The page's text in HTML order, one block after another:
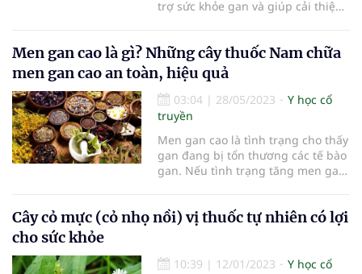
trợ sức khỏe gan và giúp cải thiện
Men gan cao là gì? Những cây thuốc Nam chữa
men gan cao an toàn, hiệu quả
03:04 | 28/05/2023
Y học cổ
truyền
Men gan cao là tình trạng cho thấy
gan đang bị tổn thương các tế bào
gan. Nếu tình trạng tăng men gan
xơ gan, ung thư gan.... Vì thế, các
thuộc đã mang đến tín hiệu tích
Cây cỏ mực (cỏ nhọ nồi) vị thuốc tự nhiên có lợi
cho sức khỏe
10:39 | 12/01/2023
Y học cổ